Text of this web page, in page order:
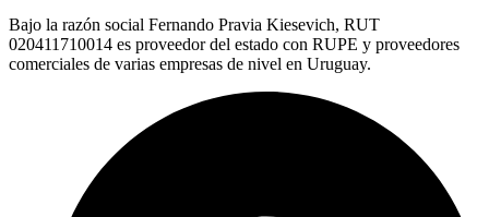
Bajo la razón social Fernando Pravia Kiesevich, RUT
020411710014 es proveedor del estado con RUPE y proveedores
comerciales de varias empresas de nivel en Uruguay.